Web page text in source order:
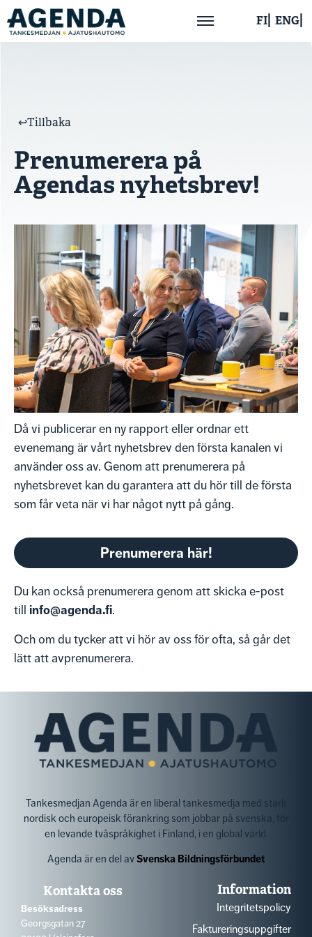
Aktuellt
Publikationer
FI ENG
↩︎Tillbaka
Prenumerera på
Agendas nyhetsbrev!
Då vi publicerar en ny rapport eller ordnar ett
evenemang är vårt nyhetsbrev den första kanalen vi
använder oss av. Genom att prenumerera på
nyhetsbrevet kan du garantera att du hör till de första
som får veta när vi har något nytt på gång.
Prenumerera här!
Du kan också prenumerera genom att skicka e-post
till info@agenda.fi.
Och om du tycker att vi hör av oss för ofta, så går det
lätt att avprenumerera.
Tankesmedjan Agenda är en liberal tankesmedja med stark
nordisk och europeisk förankring som jobbar på svenska, för
en levande tvåspråkighet i Finland, i en global värld.
Agenda är en del avSvenska Bildningsförbundet
Kontakta oss
Besöksadress
Georgsgatan 27
Information
Integritetspolicy
Faktureringsuppgifter